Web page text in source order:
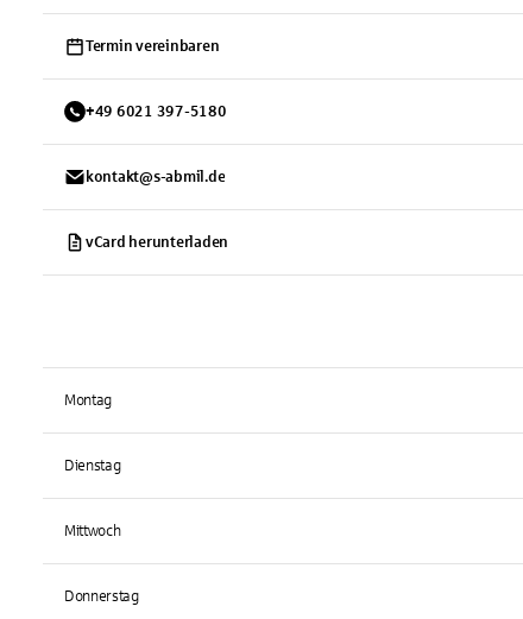
Termin vereinbaren
+49 6021 397-5180
kontakt@s-abmil.de
vCard herunterladen
Montag
Dienstag
Mittwoch
Donnerstag